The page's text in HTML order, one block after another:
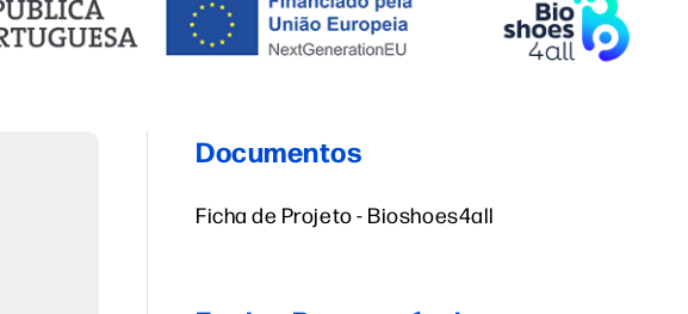
Documentos
Ficha de Projeto - Bioshoes4all